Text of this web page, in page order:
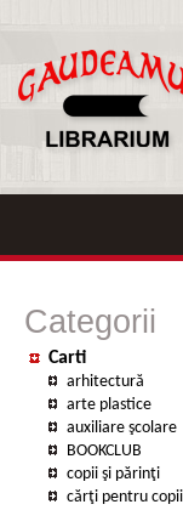
Categorii
Carti
arhitectură
arte plastice
auxiliare şcolare
BOOKCLUB
copii şi părinţi
cărţi pentru